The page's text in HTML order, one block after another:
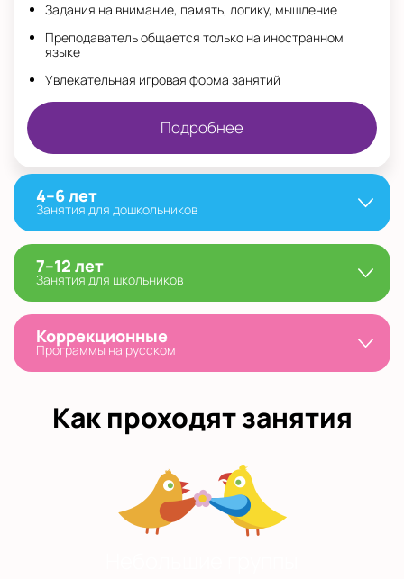
Задания на внимание, память, логику, мышление
Преподаватель общается только на иностранном
языке
Увлекательная игровая форма занятий
Подробнее
4–6 лет
Занятия для дошкольников
7–12 лет
Занятия для школьников
Коррекционные
Программы на русском
Как проходят занятия